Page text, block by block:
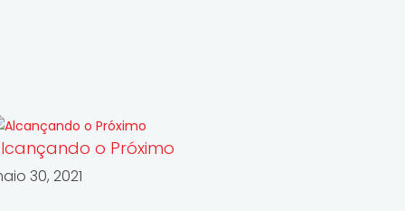
o Próximo
30, 2021